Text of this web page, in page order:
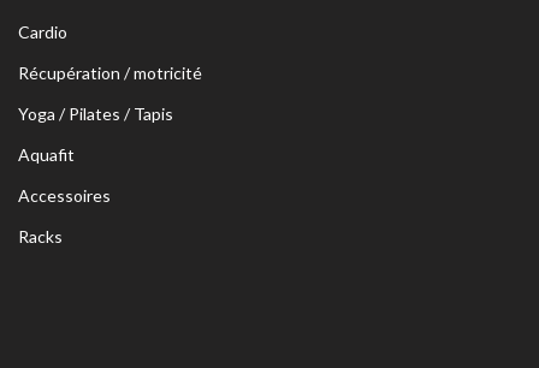
Cardio
Récupération / motricité
Yoga / Pilates / Tapis
Aquafit
Accessoires
Racks